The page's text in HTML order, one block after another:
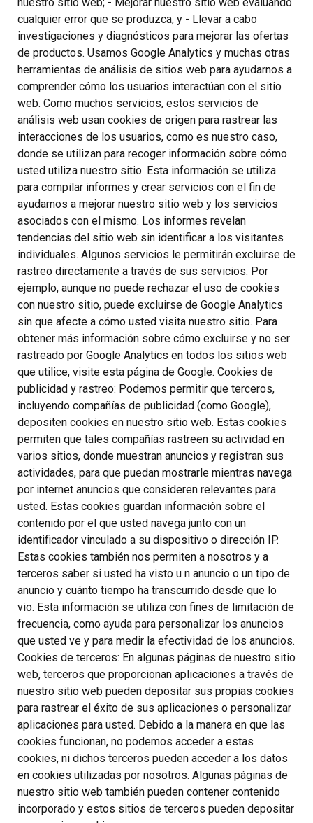
cualquier error que se produzca, y - Llevar a cabo
investigaciones y diagnósticos para mejorar las ofertas
de productos. Usamos Google Analytics y muchas otras
herramientas de análisis de sitios web para ayudarnos a
comprender cómo los usuarios interactúan con el sitio
web. Como muchos servicios, estos servicios de
análisis web usan cookies de origen para rastrear las
interacciones de los usuarios, como es nuestro caso,
donde se utilizan para recoger información sobre cómo
usted utiliza nuestro sitio. Esta información se utiliza
para compilar informes y crear servicios con el fin de
ayudarnos a mejorar nuestro sitio web y los servicios
asociados con el mismo. Los informes revelan
tendencias del sitio web sin identificar a los visitantes
individuales. Algunos servicios le permitirán excluirse de
rastreo directamente a través de sus servicios. Por
ejemplo, aunque no puede rechazar el uso de cookies
con nuestro sitio, puede excluirse de Google Analytics
sin que afecte a cómo usted visita nuestro sitio. Para
obtener más información sobre cómo excluirse y no ser
rastreado por Google Analytics en todos los sitios web
que utilice, visite esta página de Google. Cookies de
publicidad y rastreo: Podemos permitir que terceros,
incluyendo compañías de publicidad (como Google),
depositen cookies en nuestro sitio web. Estas cookies
permiten que tales compañías rastreen su actividad en
varios sitios, donde muestran anuncios y registran sus
actividades, para que puedan mostrarle mientras navega
por internet anuncios que consideren relevantes para
usted. Estas cookies guardan información sobre el
contenido por el que usted navega junto con un
identificador vinculado a su dispositivo o dirección IP.
Estas cookies también nos permiten a nosotros y a
terceros saber si usted ha visto u n anuncio o un tipo de
anuncio y cuánto tiempo ha transcurrido desde que lo
vio. Esta información se utiliza con fines de limitación de
frecuencia, como ayuda para personalizar los anuncios
que usted ve y para medir la efectividad de los anuncios.
Cookies de terceros: En algunas páginas de nuestro sitio
web, terceros que proporcionan aplicaciones a través de
nuestro sitio web pueden depositar sus propias cookies
para rastrear el éxito de sus aplicaciones o personalizar
aplicaciones para usted. Debido a la manera en que las
cookies funcionan, no podemos acceder a estas
cookies, ni dichos terceros pueden acceder a los datos
en cookies utilizadas por nosotros. Algunas páginas de
nuestro sitio web también pueden contener contenido
incorporado y estos sitios de terceros pueden depositar